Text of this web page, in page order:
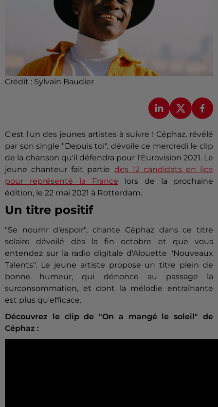
Crédit : Sylvain Baudier
C'est l'un des jeunes artistes à suivre ! Céphaz, révélé
par son single "Depuis toi", dévoile ce mercredi le clip
de la chanson qu'il défendra pour l'Eurovision 2021. Le
jeune chanteur fait partie des 12 candidats en lice
pour représenté la France lors de la prochaine
édition, le 22 mai 2021 à Rotterdam.
Un titre positif
"Se nourrir d'espoir", chante Céphaz dans ce titre
solaire dévoilé dès la fin octobre et que vous
entendez sur la radio digitale d'Alouette "Nouveaux
Talents". Le jeune artiste propose un titre plein de
bonne humeur, qui dénonce au passage la
surconsommation, et dont la mélodie entraînante
est plus qu'efficace.
Découvrez le clip de "On a mangé le soleil" de
Céphaz :